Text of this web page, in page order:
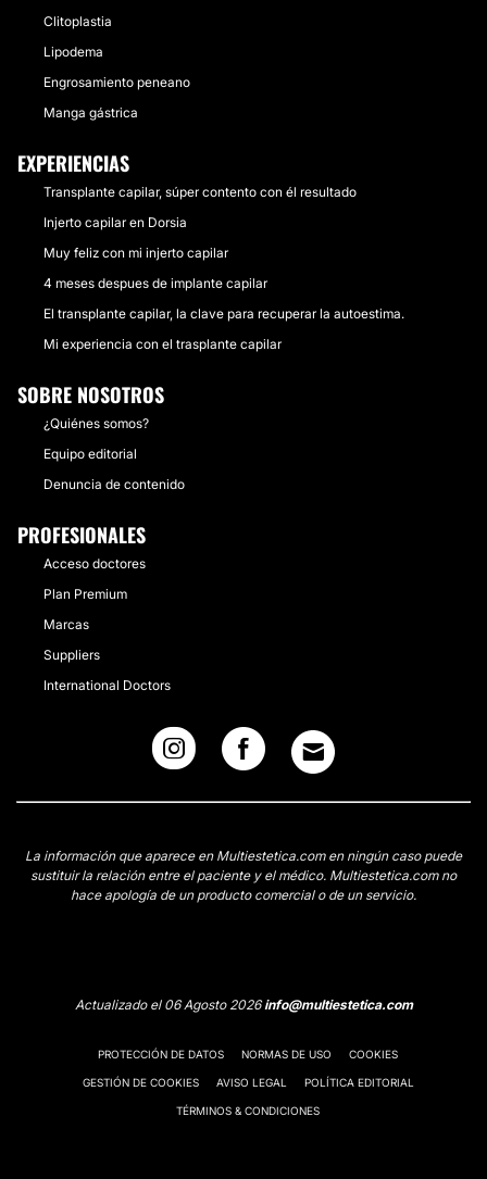
Clitoplastia
Lipodema
Engrosamiento peneano
Manga gástrica
EXPERIENCIAS
Transplante capilar, súper contento con él resultado
Injerto capilar en Dorsia
Muy feliz con mi injerto capilar
4 meses despues de implante capilar
El transplante capilar, la clave para recuperar la autoestima.
Mi experiencia con el trasplante capilar
SOBRE NOSOTROS
¿Quiénes somos?
Equipo editorial
Denuncia de contenido
PROFESIONALES
Acceso doctores
Plan Premium
Marcas
Suppliers
International Doctors
La información que aparece en Multiestetica.com en ningún caso puede
sustituir la relación entre el paciente y el médico. Multiestetica.com no
hace apología de un producto comercial o de un servicio.
Actualizado el 06 Agosto 2026info@multiestetica.com
PROTECCIÓN DE DATOS NORMAS DE USO COOKIES
GESTIÓN DE COOKIES AVISO LEGAL POLÍTICA EDITORIAL
TÉRMINOS & CONDICIONES